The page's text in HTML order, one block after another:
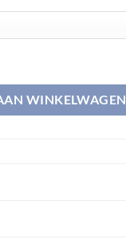
WINKELWAGEN